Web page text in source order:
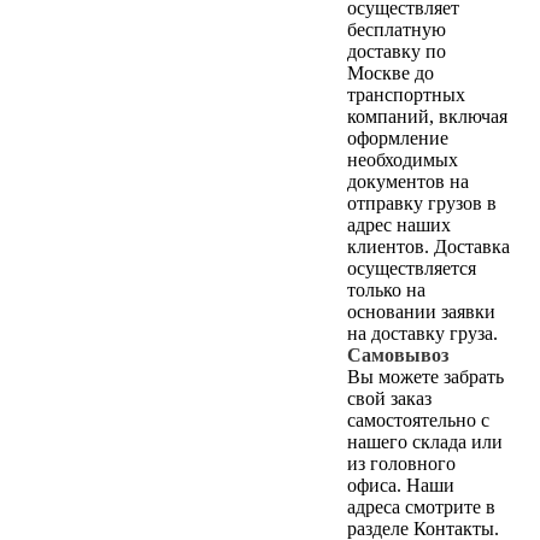
осуществляет
бесплатную
доставку по
Москве до
транспортных
компаний, включая
оформление
необходимых
документов на
отправку грузов в
адрес наших
клиентов. Доставка
осуществляется
только на
основании заявки
на доставку груза.
Самовывоз
Вы можете забрать
свой заказ
самостоятельно с
нашего склада или
из головного
офиса. Наши
адреса смотрите в
разделе Контакты.